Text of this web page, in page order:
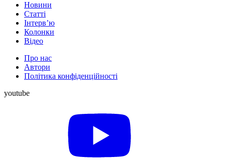
Новини
Статті
Інтерв’ю
Колонки
Відео
Про нас
Автори
Політика конфіденційності
youtube